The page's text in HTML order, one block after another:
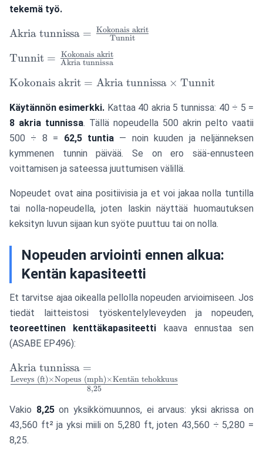
tekemä työ.
\text{Akria
\frac{\text{Kokonais
{\text{Tunnit}}
Akria tunnissa = Tunnit
Kokonais akrit
\text{Tunnit} =
akrit}}{\text{Akria
Tunnit = Akria tunnissa
Kokonais akrit
\text{Kokonais
\text{Akria
tunnissa}
\times
\text{Tunnit}
Kokonais akrit = Akria tunnissa × Tunnit
Käytännön esimerkki. Kattaa 40 akria 5 tunnissa: 40 ÷ 5 =
8 akria tunnissa. Tällä nopeudella 500 akrin pelto vaatii
500 ÷ 8 = 62,5 tuntia — noin kuuden ja neljänneksen
kymmenen tunnin päivää. Se on ero sää-ennusteen
voittamisen ja sateessa juuttumisen välillä.
Nopeudet ovat aina positiivisia ja et voi jakaa nolla tuntilla
tai nolla-nopeudella, joten laskin näyttää huomautuksen
keksityn luvun sijaan kun syöte puuttuu tai on nolla.
Nopeuden arviointi ennen alkua:
Kentän kapasiteetti
Et tarvitse ajaa oikealla pellolla nopeuden arvioimiseen. Jos
tiedät laitteistosi työskentelyleveyden ja nopeuden,
teoreettinen kenttäkapasiteetti kaava ennustaa sen
(ASABE EP496):
\text{Akria
tunnissa} =
\frac{\text{Leveys
(ft)} \times
\text{Nopeus
(mph)} \times
\text{Kentän
Akria tunnissa =
8,25
Leveys (ft)×Nopeus (mph)×Kenta
¨n tehokkuus
Vakio 8,25on yksikkömuunnos, ei arvaus: yksi akrissa on
43,560 ft² ja yksi miili on 5,280 ft, joten 43,560 ÷ 5,280 =
8,25.